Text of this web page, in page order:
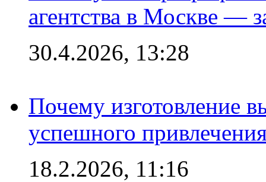
агентства в Москве —
30.4.2026, 13:28
Почему изготовление
успешного
18.2.2026, 11:16